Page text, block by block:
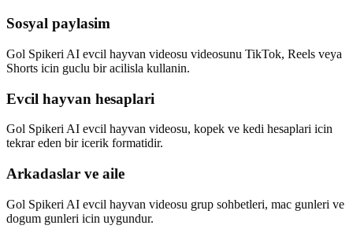
Sosyal paylasim
Gol Spikeri AI evcil hayvan videosu videosunu TikTok, Reels veya
Shorts icin guclu bir acilisla kullanin.
Evcil hayvan hesaplari
Gol Spikeri AI evcil hayvan videosu, kopek ve kedi hesaplari icin
tekrar eden bir icerik formatidir.
Arkadaslar ve aile
Gol Spikeri AI evcil hayvan videosu grup sohbetleri, mac gunleri ve
dogum gunleri icin uygundur.